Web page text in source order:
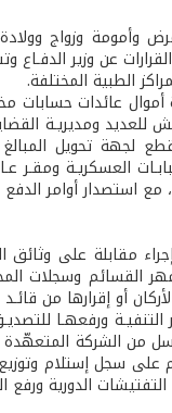
مرض وأمومة وزواج
عن وزير الدفـاع
الطبية المختلفة.
أموال عائدات حسابات
للعديد ومديريـة
لجهة تحويل
العسكريـة
استصدار أوامر
مقابلة على وثائق
ومهر القسائم وسجلات
أو إقرارها من
ورفعهـا
من الشركة
سجل إستلام
الدورية ورفع